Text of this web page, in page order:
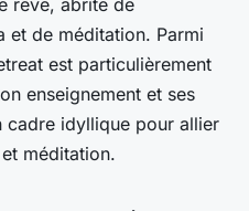
rêve, abrite de
et de méditation. Parmi
est particulièrement
enseignement et ses
idyllique pour allier
méditation.